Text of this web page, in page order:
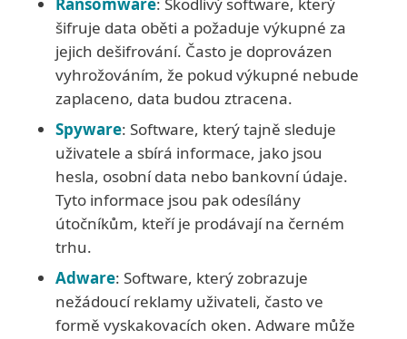
Ransomware: Škodlivý software, který
šifruje data oběti a požaduje výkupné za
jejich dešifrování. Často je doprovázen
vyhrožováním, že pokud výkupné nebude
zaplaceno, data budou ztracena.
Spyware: Software, který tajně sleduje
uživatele a sbírá informace, jako jsou
hesla, osobní data nebo bankovní údaje.
Tyto informace jsou pak odesílány
útočníkům, kteří je prodávají na černém
trhu.
Adware: Software, který zobrazuje
nežádoucí reklamy uživateli, často ve
formě vyskakovacích oken. Adware může